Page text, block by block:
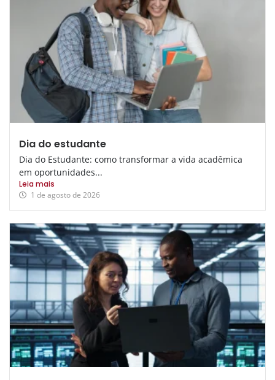
Dia do estudante
Dia do Estudante: como transformar a vida acadêmica
em oportunidades...
Leia mais
1 de agosto de 2026